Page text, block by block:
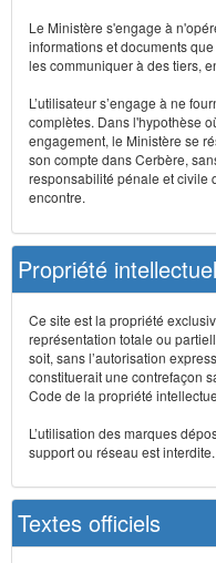
Le Ministère s'engage à
informations et documents
les communiquer à des tiers,
L’utilisateur s’engage à ne
complètes. Dans l'hypothèse
engagement, le Ministère se
son compte dans Cerbère,
responsabilité pénale et civile
encontre.
Propriété
Ce site est la propriété
représentation totale ou
soit, sans l’autorisation
constituerait une contrefaçon
Code de la propriété
L’utilisation des marques
support ou réseau est interdite.
Textes officiels